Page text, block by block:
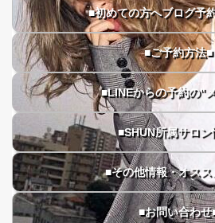
■初めての方へブログ予
■ご予約方法■
■LINEからの予約の"
■SHUN所属サロン
■その他情報・オスス
■お問い合わせ